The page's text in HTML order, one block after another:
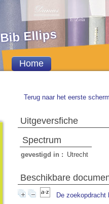
Terug naar het eerste
Uitgeversfiche
Spectrum
gevestigd in : Utrecht
Beschikbare
De zoekopdracht
Bib Ellips
Home